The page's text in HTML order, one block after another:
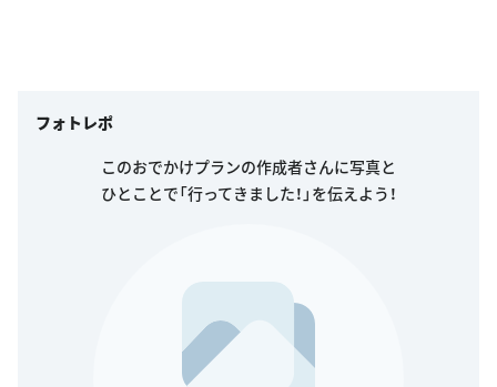
フォトレポ
このおでかけプランの作成者さんに写真と
ひとことで「行ってきました！」を伝えよう！